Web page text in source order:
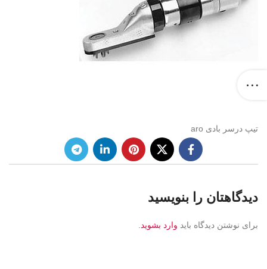
تیپ درسر بادی aro
دیدگاهتان را بنویسید
برای نوشتن دیدگاه باید وارد بشوید